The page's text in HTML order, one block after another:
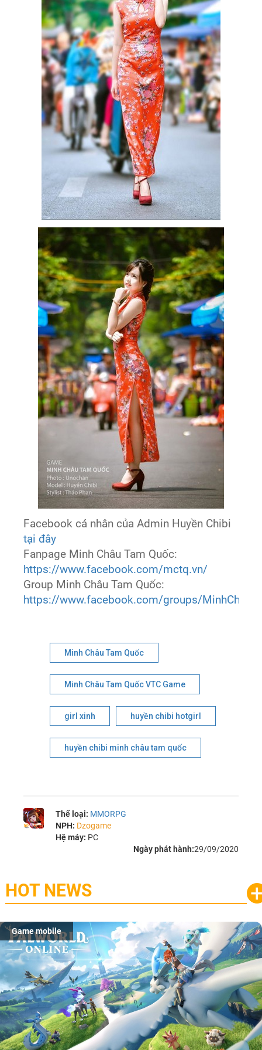
Facebook cá nhân của Admin Huyền Chibi
tại đây
Fanpage Minh Châu Tam Quốc:
https://www.facebook.com/mctq.vn/
Group Minh Châu Tam Quốc:
https://www.facebook.com/groups/
Minh Châu Tam Quốc
Minh Châu Tam Quốc VTC Game
girl xinh huyền chibi hotgirl
huyền chibi minh châu tam quốc
Thể loại: MMORPG
NPH: Dzogame
Hệ máy: PC
Ngày phát hành:29/09/2020
HOT NEWS
Game mobile